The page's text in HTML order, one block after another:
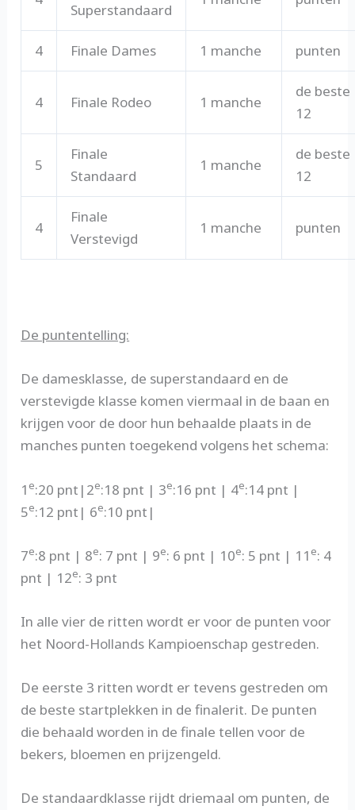
Superstandaard
4 Finale Dames 1 manche punten
4 Finale Rodeo 1 manche
de beste
12
5
Finale
Standaard
1 manche
de beste
12
4
Finale
Verstevigd
1 manche punten
De puntentelling:
De damesklasse, de superstandaard en de
verstevigde klasse komen viermaal in de baan en
krijgen voor de door hun behaalde plaats in de
manches punten toegekend volgens het schema:
1 e:20 pnt|2e:18 pnt | 3e:16 pnt | 4e:14 pnt |
5e:12 pnt| 6e:10 pnt|
7e:8 pnt | 8e: 7 pnt | 9e: 6 pnt | 10e: 5 pnt | 11 e: 4
pnt | 12e: 3 pnt
In alle vier de ritten wordt er voor de punten voor
het Noord-Hollands Kampioenschap gestreden.
De eerste 3 ritten wordt er tevens gestreden om
de beste startplekken in de finalerit. De punten
die behaald worden in de finale tellen voor de
bekers, bloemen en prijzengeld.
De standaardklasse rijdt driemaal om punten, de